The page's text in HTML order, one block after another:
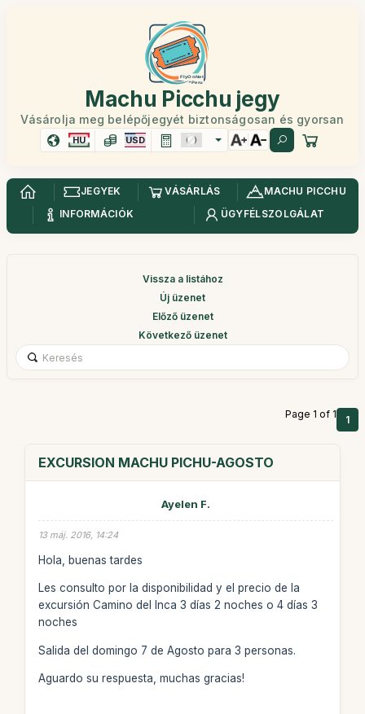
Machu Picchu jegy
Vásárolja meg belépőjegyét biztonságosan és gyorsan
HU USD
JEGYEK VÁSÁRLÁS
MACHU PICCHU
INFORMÁCIÓK
ÜGYFÉLSZOLGÁLAT
Vissza a listához
Új üzenet
Előző üzenet
Következő üzenet
Page 1 of 1 1
EXCURSION MACHU PICHU-AGOSTO
Ayelen F.
13 máj. 2016, 14:24
Hola, buenas tardes
Les consulto por la disponibilidad y el precio de la
excursión Camino del Inca 3 días 2 noches o 4 días 3
noches
Salida del domingo 7 de Agosto para 3 personas.
Aguardo su respuesta, muchas gracias!